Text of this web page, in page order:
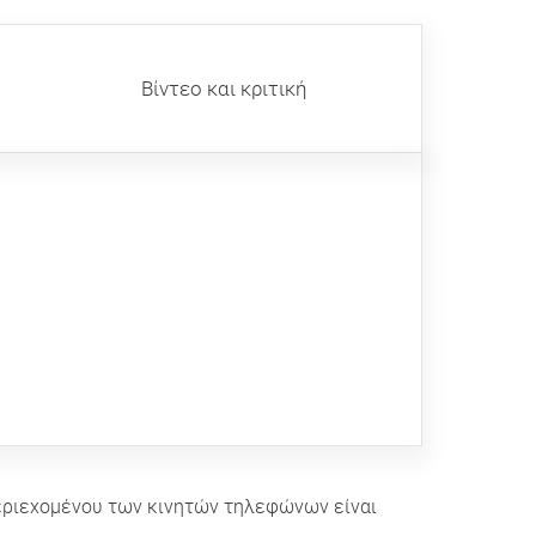
Βίντεο και κριτική
των κινητών τηλεφώνων είναι